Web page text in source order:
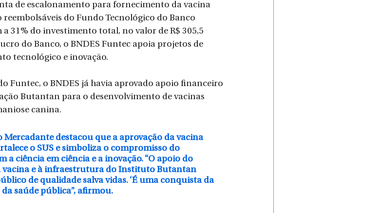
de escalonamento para fornecimento da vacina
do Fundo Tecnológico do Banco
31% do investimento total, no valor de R$ 305,5
do Banco, o BNDES Funtec apoia projetos de
tecnológico e inovação.
Funtec, o BNDES já havia aprovado apoio financeiro
Butantan para o desenvolvimento de vacinas
canina.
Mercadante destacou que a aprovação da vacina
o SUS e simboliza o compromisso do
a ciência em ciência e a inovação. “O apoio do
vacina e à infraestrutura do Instituto Butantan
de qualidade salva vidas. ‘É uma conquista da
saúde pública”, afirmou.